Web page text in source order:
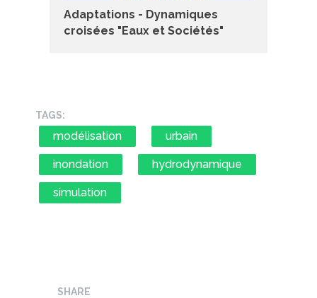
Adaptations - Dynamiques
croisées "Eaux et Sociétés"
TAGS:
modélisation urbain
inondation hydrodynamique
simulation
SHARE